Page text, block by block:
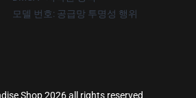
모델 번호: 공급망 투명성 행위
Shop 2026 all rights reserved